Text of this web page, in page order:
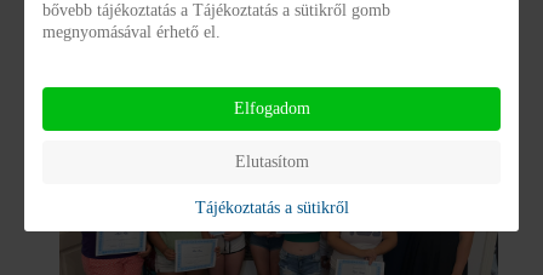
Papp Teréz
bővebb tájékoztatás a Tájékoztatás a sütikről gomb
megnyomásával érhető el.
Elfogadom
Elutasítom
Tájékoztatás a sütikről